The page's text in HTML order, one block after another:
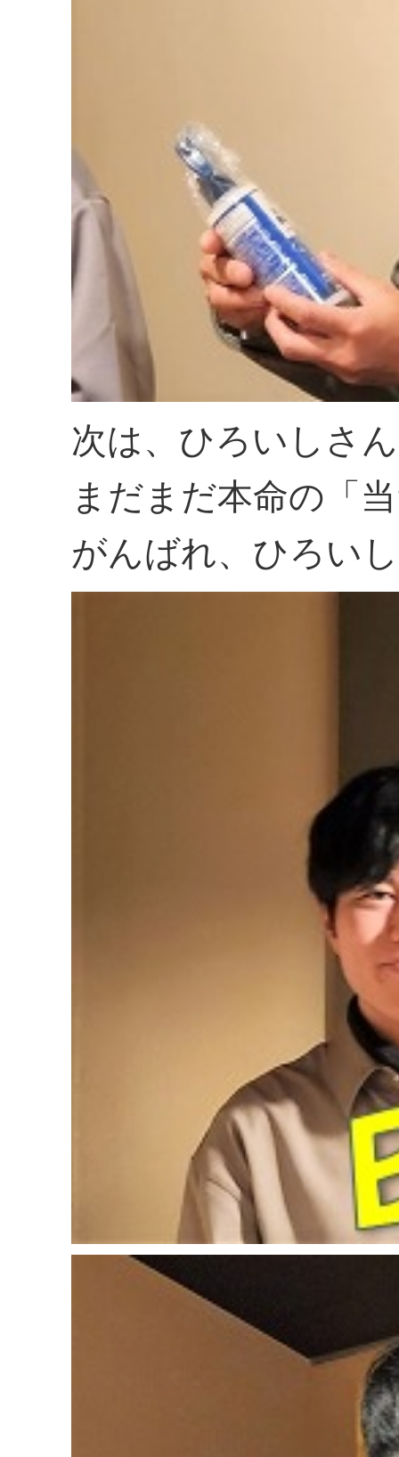
次は、ひろいしさ
まだまだ本命の「
がんばれ、ひろい